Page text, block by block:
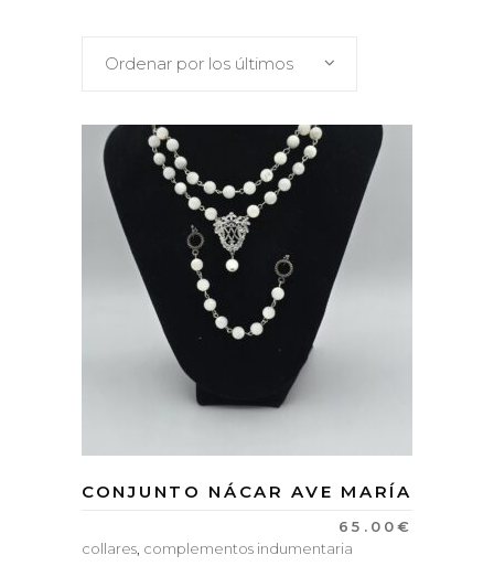
Ordenar por los últimos
CONJUNTO NÁCAR AVE MARÍA
65.00€
collares, complementos indumentaria